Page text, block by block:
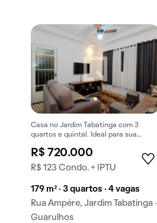
Casa no Jardim Tabatinga com 3
quartos e quintal. Ideal para sua
R$ 720.000
R$ 123 Condo. + IPTU
179 m² · 3 quartos · 4 vagas
Rua Ampére, Jardim Tabatinga ·
Guarulhos